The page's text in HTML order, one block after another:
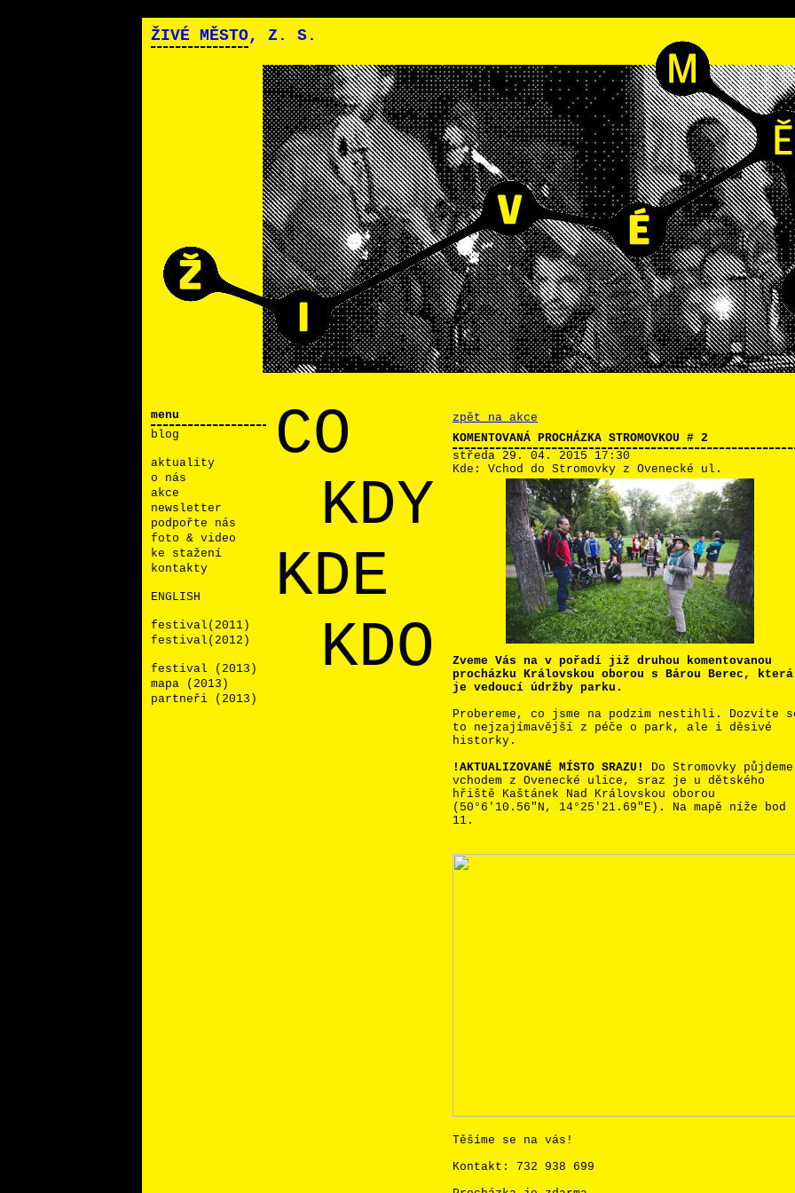
ŽIVÉ MĚSTO, Z. S.
menu
blog
aktuality
o nás
akce
newsletter
podpořte nás
foto & video
ke stažení
kontakty
ENGLISH
festival(2011)
festival(2012)
festival (2013)
mapa (2013)
partneři (2013)
CO
KDY
KDE
KDO
zpět na akce
KOMENTOVANÁ PROCHÁZKA STROMOVKOU # 2
středa 29. 04. 2015 17:30
Kde: Vchod do Stromovky z Ovenecké ul.
Zveme Vás na v pořadí již druhou komentovanou
procházku Královskou oborou s Bárou Berec, která
je vedoucí údržby parku.
Probereme, co jsme na podzim nestihli. Dozvíte
to nejzajímavější z péče o park, ale i děsivé
historky.
!AKTUALIZOVANÉ MÍSTO SRAZU!
Do Stromovky půjdeme
vchodem z Ovenecké ulice, sraz je u dětského
hřiště Kaštánek Nad Královskou oborou
(50°6'10.56"N, 14°25'21.69"E). Na mapě níže bod
11.
Těšíme se na vás!
Kontakt: 732 938 699